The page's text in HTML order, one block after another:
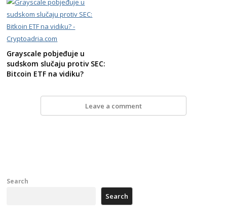
Grayscale pobjeđuje u
sudskom slučaju protiv SEC:
Bitcoin ETF na vidiku?
Leave a comment
Search
Search